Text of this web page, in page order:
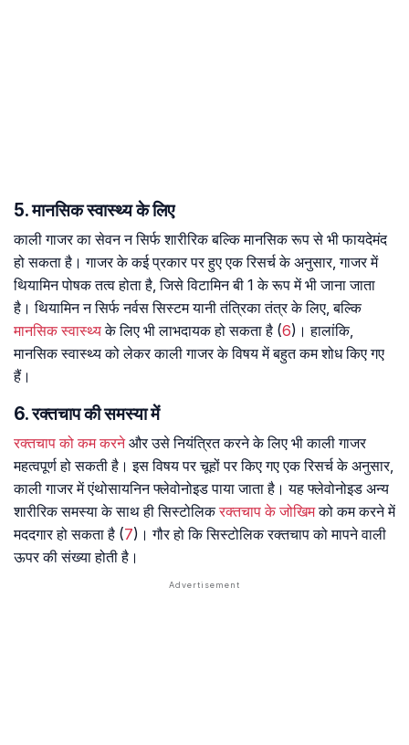
5. मानसिक स्वास्थ्य के लिए
काली गाजर का सेवन न सिर्फ शारीरिक बल्कि मानसिक रूप से भी फायदेमंद
हो सकता है। गाजर के कई प्रकार पर हुए एक रिसर्च के अनुसार, गाजर में
थियामिन पोषक तत्व होता है, जिसे विटामिन बी 1 के रूप में भी जाना जाता
है। थियामिन न सिर्फ नर्वस सिस्टम यानी तंत्रिका तंत्र के लिए, बल्कि
मानसिक स्वास्थ्यके लिए भी लाभदायक हो सकता है (6)। हालांकि,
मानसिक स्वास्थ्य को लेकर काली गाजर के विषय में बहुत कम शोध किए गए
हैं।
6. रक्तचाप की समस्या में
रक्तचाप को कम करनेऔर उसे नियंत्रित करने के लिए भी काली गाजर
महत्वपूर्ण हो सकती है। इस विषय पर चूहों पर किए गए एक रिसर्च के अनुसार,
काली गाजर में एंथोसायनिन फ्लेवोनोइड पाया जाता है। यह फ्लेवोनोइड अन्य
शारीरिक समस्या के साथ ही सिस्टोलिकरक्तचाप के जोखिमको कम करने में
मददगार हो सकता है (7)। गौर हो कि सिस्टोलिक रक्तचाप को मापने वाली
ऊपर की संख्या होती है।